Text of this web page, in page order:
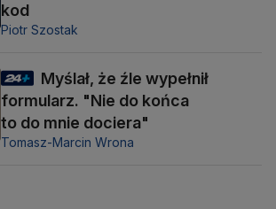
kod
Piotr Szostak
Myślał, że źle wypełnił
formularz. "Nie do końca
to do mnie dociera"
Tomasz-Marcin Wrona